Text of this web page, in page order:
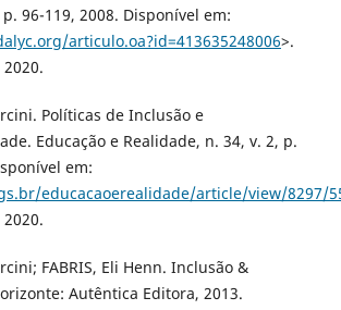
96-119, 2008. Disponível em:
articulo.oa?id=413635248006>.
Políticas de Inclusão e
Educação e Realidade, n. 34, v. 2, p.
em:
educacaoerealidade/article/view/8297/
FABRIS, Eli Henn. Inclusão &
Autêntica Editora, 2013.